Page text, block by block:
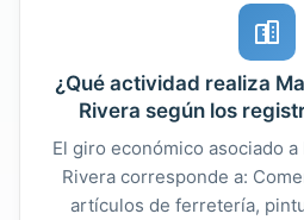
¿Qué actividad realiza
Rivera según los
El giro económico asociado
Rivera corresponde a:
artículos de ferretería,